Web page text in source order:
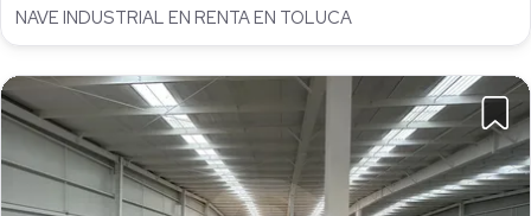
NAVE INDUSTRIAL EN RENTA EN TOLUCA